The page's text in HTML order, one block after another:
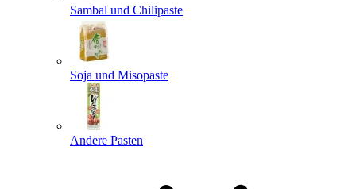
Sambal und Chilipaste
Soja und Misopaste
Andere Pasten